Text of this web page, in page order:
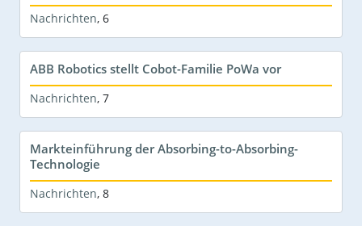
Nachrichten, 6
ABB Robotics stellt Cobot-Familie PoWa vor
Nachrichten, 7
Markteinführung der Absorbing-to-Absorbing-
Technologie
Nachrichten, 8